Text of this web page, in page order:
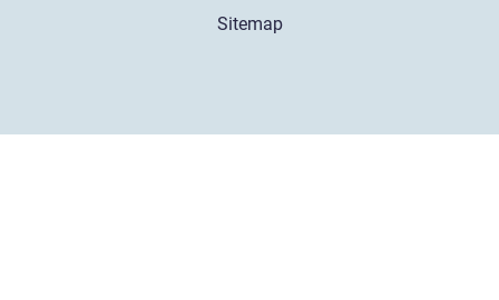
Sitemap